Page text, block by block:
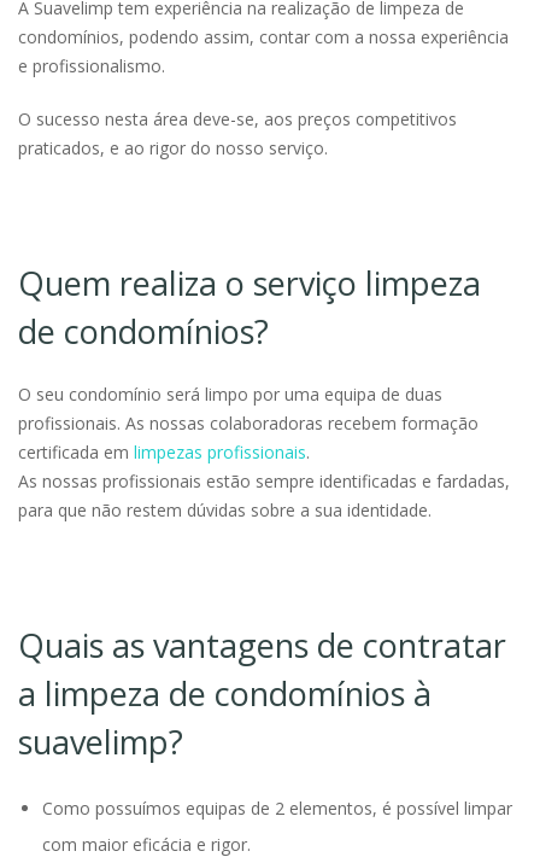
A Suavelimp tem experiência na realização de limpeza de
condomínios, podendo assim, contar com a nossa experiência
e profissionalismo.
O sucesso nesta área deve-se, aos preços competitivos
praticados, e ao rigor do nosso serviço.
Quem realiza o serviço limpeza
de condomínios?
O seu condomínio será limpo por uma equipa de duas
profissionais. As nossas colaboradoras recebem formação
certificada em limpezas profissionais.
As nossas profissionais estão sempre identificadas e fardadas,
para que não restem dúvidas sobre a sua identidade.
Quais as vantagens de contratar
a limpeza de condomínios à
suavelimp?
Como possuímos equipas de 2 elementos, é possível limpar
com maior eficácia e rigor.